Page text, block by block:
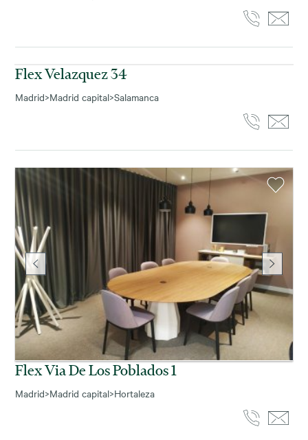
Flex Velazquez 34
Madrid>Madrid capital>Salamanca
Flex Via De Los Poblados 1
Madrid>Madrid capital>Hortaleza